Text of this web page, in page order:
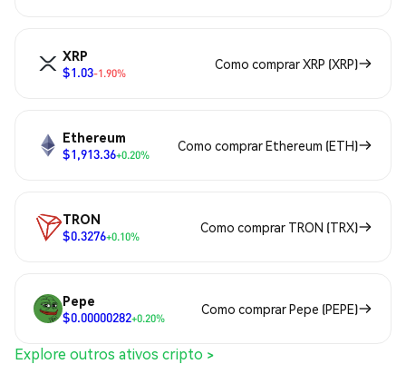
XRP
$1.03-1.90%
Como comprar XRP (XRP)
Ethereum
$1,913.36+0.20%
Como comprar Ethereum (ETH)
TRON
$0.3276+0.10%
Como comprar TRON (TRX)
Pepe
$0.00000282+0.20%
Como comprar Pepe (PEPE)
Explore outros ativos cripto >